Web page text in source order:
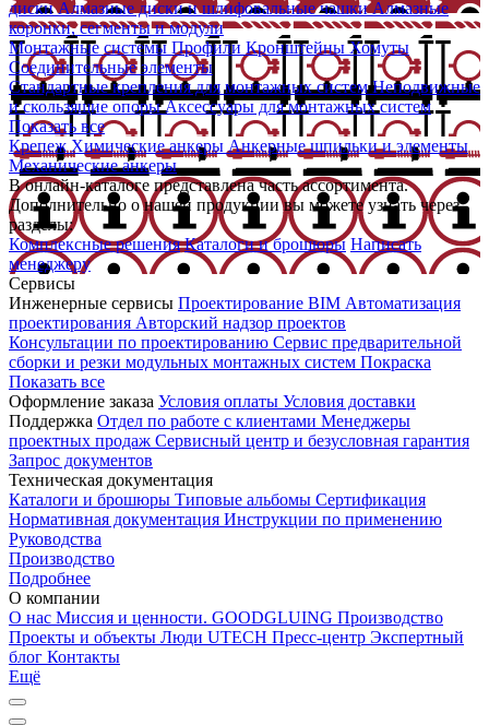
дискиАлмазные диски и шлифовальные чашкиАлмазные
коронки, сегменты и модули
Монтажные системы Профили КронштейныХомуты
Соединительные элементы
Стандартные крепления для монтажных системНеподвижные
и скользящие опорыАксессуары для монтажных систем
Показать все
КрепежХимические анкеры Анкерные шпильки и элементы
Механические анкеры
В онлайн-каталоге представлена часть ассортимента.
Дополнительно о нашей продукции вы можете узнать через
разделы:
Комплексные решения Каталоги и брошюры Написать
менеджеру
Сервисы
Инженерные сервисы Проектирование BIM Автоматизация
проектирования Авторский надзор проектов
Консультации по проектированию Сервис предварительной
сборки и резки модульных монтажных систем Покраска
Показать все
Оформление заказа Условия оплаты Условия доставки
Поддержка Отдел по работе с клиентами Менеджеры
проектных продаж Сервисный центр и безусловная гарантия
Запрос документов
Техническая документация
Каталоги и брошюры Типовые альбомы Сертификация
Нормативная документация Инструкции по применению
Руководства
Производство
Подробнее
О компании
О нас Миссия и ценности. GOODGLUING Производство
Проекты и объекты Люди UTECH Пресс-центр Экспертный
блог Контакты
Ещё